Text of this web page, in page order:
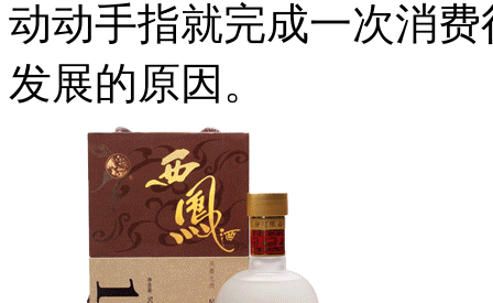
动动手指就完成一次消
发展的原因。